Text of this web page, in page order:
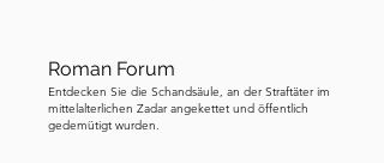
denen berichtet wird, dass sie aus
eroberten osmanischen Kanonen
gegossen wurden. Ein Team von
Roman Forum
Entdecken Sie die Schandsäule, an der Straftäter im
mittelalterlichen Zadar angekettet und öffentlich
gedemütigt wurden.